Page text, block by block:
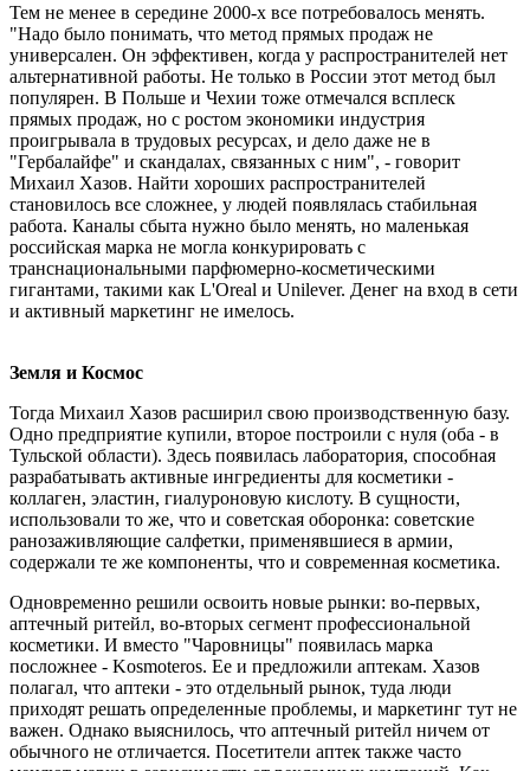
Тем не менее в середине 2000-х все потребовалось менять.
"Надо было понимать, что метод прямых продаж не
универсален. Он эффективен, когда у распространителей нет
альтернативной работы. Не только в России этот метод был
популярен. В Польше и Чехии тоже отмечался всплеск
прямых продаж, но с ростом экономики индустрия
проигрывала в трудовых ресурсах, и дело даже не в
"Гербалайфе" и скандалах, связанных с ним", - говорит
Михаил Хазов. Найти хороших распространителей
становилось все сложнее, у людей появлялась стабильная
работа. Каналы сбыта нужно было менять, но маленькая
российская марка не могла конкурировать с
транснациональными парфюмерно-косметическими
гигантами, такими как L'Oreal и Unilever. Денег на вход в сети
и активный маркетинг не имелось.
Земля и Космос
Тогда Михаил Хазов расширил свою производственную базу.
Одно предприятие купили, второе построили с нуля (оба - в
Тульской области). Здесь появилась лаборатория, способная
разрабатывать активные ингредиенты для косметики -
коллаген, эластин, гиалуроновую кислоту. В сущности,
использовали то же, что и советская оборонка: советские
ранозаживляющие салфетки, применявшиеся в армии,
содержали те же компоненты, что и современная косметика.
Одновременно решили освоить новые рынки: во-первых,
аптечный ритейл, во-вторых сегмент профессиональной
косметики. И вместо "Чаровницы" появилась марка
посложнее - Kosmoteros. Ее и предложили аптекам. Хазов
полагал, что аптеки - это отдельный рынок, туда люди
приходят решать определенные проблемы, и маркетинг тут не
важен. Однако выяснилось, что аптечный ритейл ничем от
обычного не отличается. Посетители аптек также часто